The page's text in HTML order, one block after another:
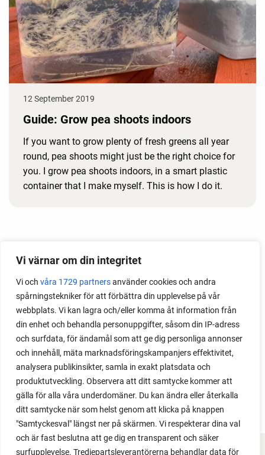
Vi värnar om din integritet
Vi och våra 1729 partnersanvänder cookies och andra
spårningstekniker för att förbättra din upplevelse på vår
webbplats. Vi kan lagra och/eller komma åt information från
din enhet och behandla personuppgifter, såsom din IP-adress
och surfdata, för ändamål som att ge dig personliga annonser
och innehåll, mäta marknadsföringskampanjers effektivitet,
analysera publikinsikter, samla in exakt platsdata och
produktutveckling. Observera att ditt samtycke kommer att
gälla för alla våra underdomäner. Du kan ändra eller återkalla
ditt samtycke när som helst genom att klicka på knappen
"Samtyckesval" längst ner på skärmen. Vi respekterar dina val
och är fast beslutna att ge dig en transparent och säker
surfupplevelse. Tredjepartsleverantörerna behandlar data för
12 September 2019
Guide: Grow pea shoots indoors
If you want to grow plenty of fresh greens all year
round, pea shoots might just be the right choice for
you. I grow pea shoots indoors, in a smart plastic
container that I make myself. This is how I do it.
Month
2025
2024
2023
2022
2021
2020
2019
2018